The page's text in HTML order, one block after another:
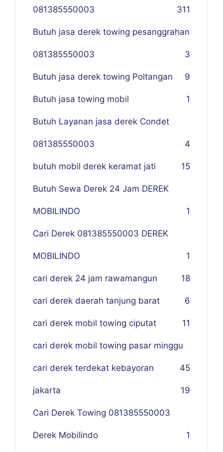
081385550003 311
Butuh jasa derek towing pesanggrahan
081385550003 3
Butuh jasa derek towing Poltangan 9
Butuh jasa towing mobil 1
Butuh Layanan jasa derek Condet
081385550003 4
butuh mobil derek keramat jati 15
Butuh Sewa Derek 24 Jam DEREK
MOBILINDO 1
Cari Derek 081385550003 DEREK
MOBILINDO 1
cari derek 24 jam rawamangun 18
cari derek daerah tanjung barat 6
cari derek mobil towing ciputat 11
cari derek mobil towing pasar minggu
45
cari derek terdekat kebayoran
jakarta 19
Cari Derek Towing 081385550003
Derek Mobilindo 1